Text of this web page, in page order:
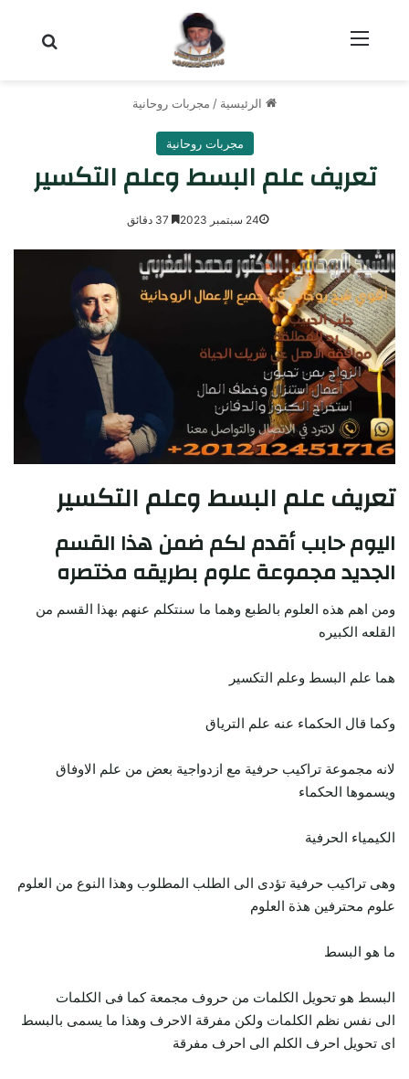
الرئيسية / مجربات روحانية
مجربات روحانية
تعريف علم البسط وعلم التكسير
24 سبتمبر 2023
تعريف علم البسط وعلم التكسير
اليوم حابب أقدم لكم ضمن هذا القسم
الجديد مجموعة علوم بطريقه مختصره
ومن اهم هذه العلوم بالطبع وهما ما سنتكلم عنهم بهذا القسم من
القلعه الكبيره
هما علم البسط وعلم التكسير
وكما قال الحكماء عنه علم الترياق
لانه مجموعة تراكيب حرفية مع ازدواجية بعض من علم الاوفاق
ويسموها الحكماء
الكيمياء الحرفية
وهى تراكيب حرفية تؤدى الى الطلب المطلوب وهذا النوع من العلوم
علوم محترفين هذة العلوم
ما هو البسط
البسط هو تحويل الكلمات من حروف مجمعة كما فى الكلمات
الى نفس نظم الكلمات ولكن مفرقة الاحرف وهذا ما يسمى بالبسط
اى تحويل احرف الكلم الى احرف مفرقة